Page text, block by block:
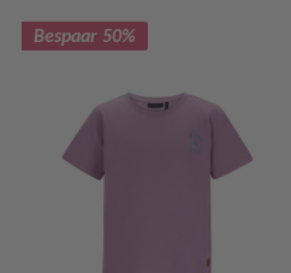
Bespaar 50%